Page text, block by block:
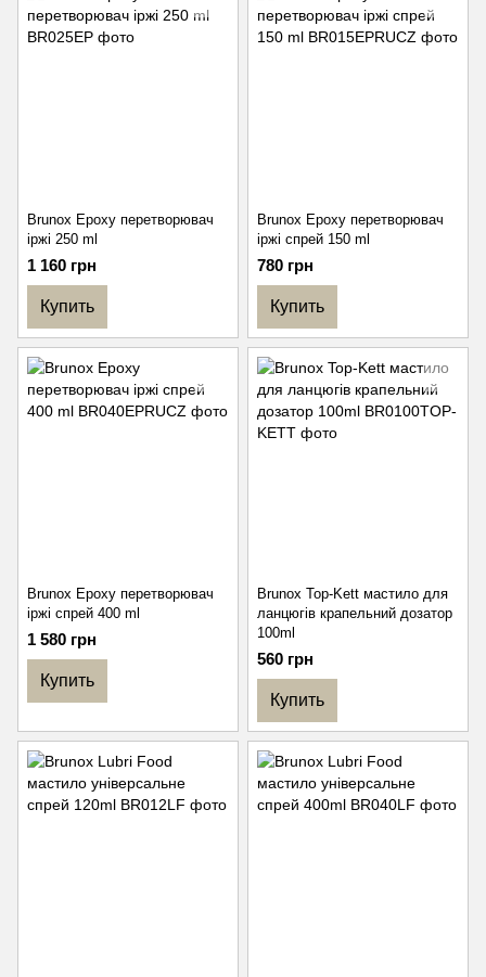
Brunox Epoxy перетворювач
іржі 250 ml
1 160 грн
Купить
Brunox Epoxy перетворювач
іржі спрей 150 ml
780 грн
Купить
Brunox Epoxy перетворювач
іржі спрей 400 ml
1 580 грн
Купить
Brunox Top-Kett мастило для
ланцюгів крапельний дозатор
100ml
560 грн
Купить